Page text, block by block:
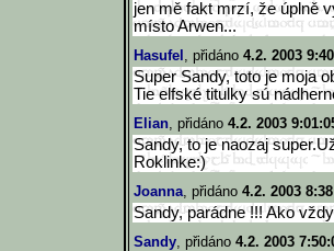
jen mě fakt mrzí, že úplně
místo Arwen...
Hasufel , přidáno 4.2. 2003
Super Sandy, toto je moja
Tie elfské titulky sú
Elian, přidáno 4.2. 2003
Sandy, to je naozaj
Roklinke:)
Joanna, přidáno 4.2. 2003
Sandy, parádne !!! Ako
Sandy, přidáno 4.2. 2003